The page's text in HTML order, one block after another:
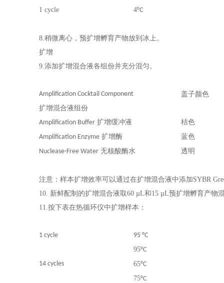
1 cycle
4°C
8.稍微离心，预扩增孵育产物放到冰上。
扩增
9.添加扩增混合液各组份并充分混匀。
Amplification Cocktail Component
扩增混合液组份
盖子颜色
Amplification Buffer 扩增缓冲液
桔色
Amplification Enzyme 扩增酶
蓝色
Nuclease-Free Water 无核酸酶水 透明
注意：样本扩增效率可以通过在扩增混合液中添加SYBR
10. 新鲜配制的扩增混合液取60 µL和15 µL预扩增孵育产物
11.按下表在热循环仪中扩增样本：
1 cycle 95 °C
14 cycles
95°C
65°C
75°C